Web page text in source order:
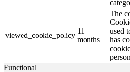
viewed_cookie_policy
11
months
The
used
has
Functional